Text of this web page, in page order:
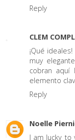
Reply
CLEM
¡Qué
muy
cobran
elemento
Reply
Noelle
I am lucky to